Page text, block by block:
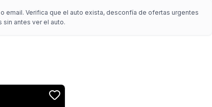
email. Verifica que el auto exista, desconfía de ofertas urgentes
sin antes ver el auto.